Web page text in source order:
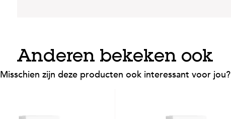
Anderen bekeken ook
Misschien zijn deze producten ook interessant voor jou?